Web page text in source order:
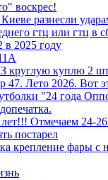
воскрес!
разнесли
гтц или гтц в
в 2025 году
круглую куплю 2
47. Лето 2026. Вот
"24 года
Отмечаем 24-26
постарел
крепление фары с